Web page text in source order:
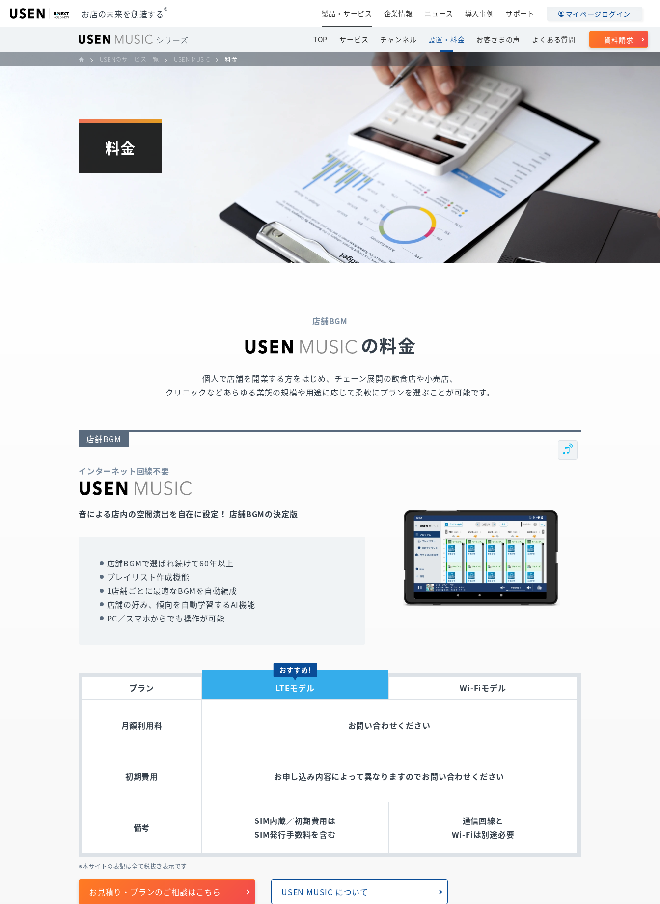
TOP サービス チャンネル 設置・料金 お客さまの声 よくある質問 資料請求
製品・サービス 企業情報 ニュース 導入事例 サポート マイページログイン
お店の未来を創造する®
USENのサービス一覧 USEN MUSIC 料金
料金
店舗BGM
の料金
個人で店舗を開業する方をはじめ、チェーン展開の飲食店や小売店、
クリニックなどあらゆる業態の規模や用途に応じて柔軟にプランを選ぶことが可能です。
店舗BGM
インターネット回線不要
音による店内の空間演出を自在に設定！ 店舗BGMの決定版
店舗BGMで選ばれ続けて60年以上
プレイリスト作成機能
1店舗ごとに最適なBGMを自動編成
店舗の好み、傾向を自動学習するAI機能
PC／スマホからでも操作が可能
プラン
おすすめ!
LTEモデル Wi-Fiモデル
月額利用料 お問い合わせください
初期費用 お申し込み内容によって異なりますのでお問い合わせください
備考
SIM内蔵／初期費用は
SIM発行手数料を含む
通信回線と
Wi-Fiは別途必要
本サイトの表記は全て税抜き表示です
お見積り・プランのご相談はこちら USEN MUSIC について